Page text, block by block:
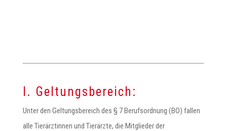
I. Geltungsbereich:
Unter den Geltungsbereich des § 7 Berufsordnung (BO) fallen
alle Tierärztinnen und Tierärzte, die Mitglieder der